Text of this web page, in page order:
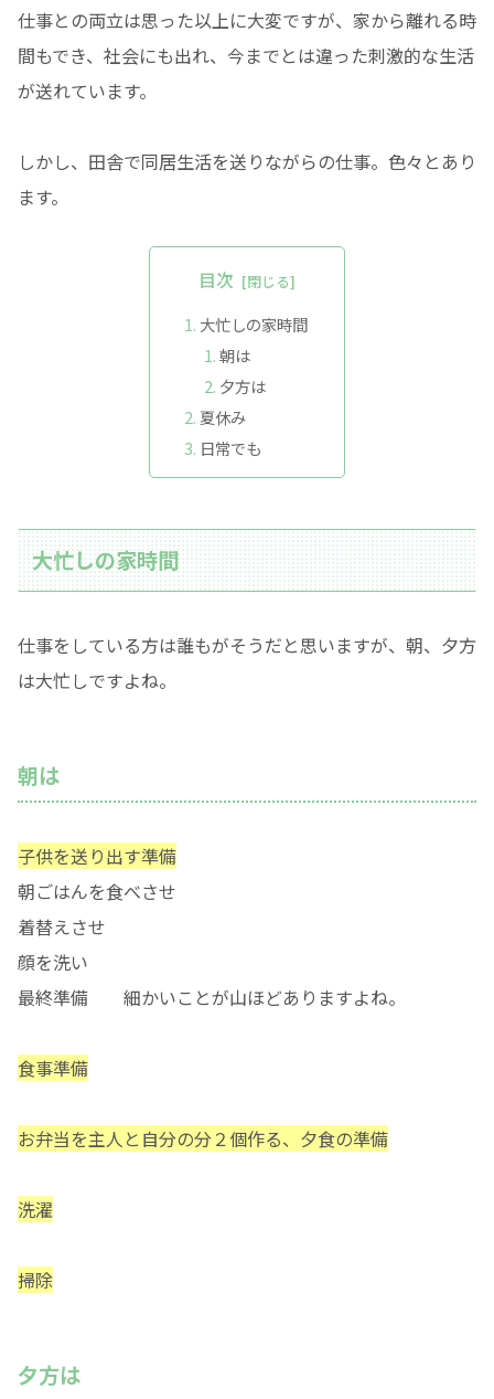
仕事との両立は思った以上に大変ですが、家から離れる時
間もでき、社会にも出れ、今までとは違った刺激的な生活
が送れています。
しかし、田舎で同居生活を送りながらの仕事。色々とあり
ます。
目次
大忙しの家時間
朝は
夕方は
夏休み
日常でも
大忙しの家時間
仕事をしている方は誰もがそうだと思いますが、朝、夕方
は大忙しですよね。
朝は
子供を送り出す準備
朝ごはんを食べさせ
着替えさせ
顔を洗い
最終準備 細かいことが山ほどありますよね。
食事準備
お弁当を主人と自分の分２個作る、夕食の準備
洗濯
掃除
夕方は